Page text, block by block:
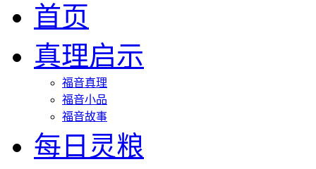
首页
真理启示
福音真理
福音小品
福音故事
每日灵粮